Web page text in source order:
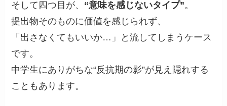
そして四つ目が、 “意味を感じないタイプ”。
提出物そのものに価値を感じられず、
「出さなくてもいいか…」と流してしまうケース
です。
中学生にありがちな“反抗期の影”が見え隠れする
こともあります。